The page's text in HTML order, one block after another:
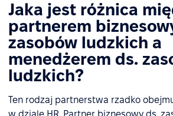
Jaka jest różnica
partnerem
zasobów ludzkich a
menedżerem ds.
ludzkich?
Ten rodzaj partnerstwa rzadko
w dziale HR. Partner biznesowy ds.